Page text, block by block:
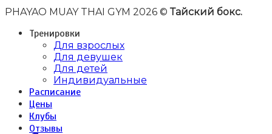
PHAYAO MUAY THAI GYM 2026 © Тайский бокс.
Тренировки
Для взрослых
Для девушек
Для детей
Индивидуальные
Расписание
Цены
Клубы
Отзывы